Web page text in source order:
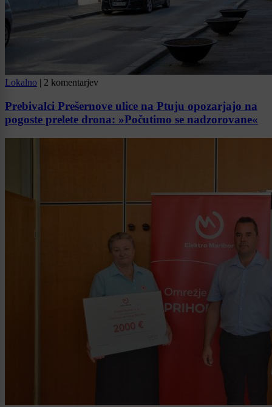
Lokalno | 2 komentarjev
Prebivalci Prešernove ulice na Ptuju opozarjajo na
pogoste prelete drona: »Počutimo se nadzorovane«